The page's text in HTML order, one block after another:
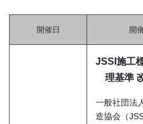
開催日 開
JSSI施工
理基準
一般社団法
造協会（